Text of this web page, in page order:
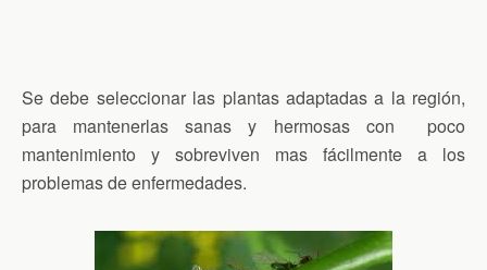
Se debe seleccionar las plantas adaptadas a la región,
para mantenerlas sanas y hermosas con poco
mantenimiento y sobreviven mas fácilmente a los
problemas de enfermedades.